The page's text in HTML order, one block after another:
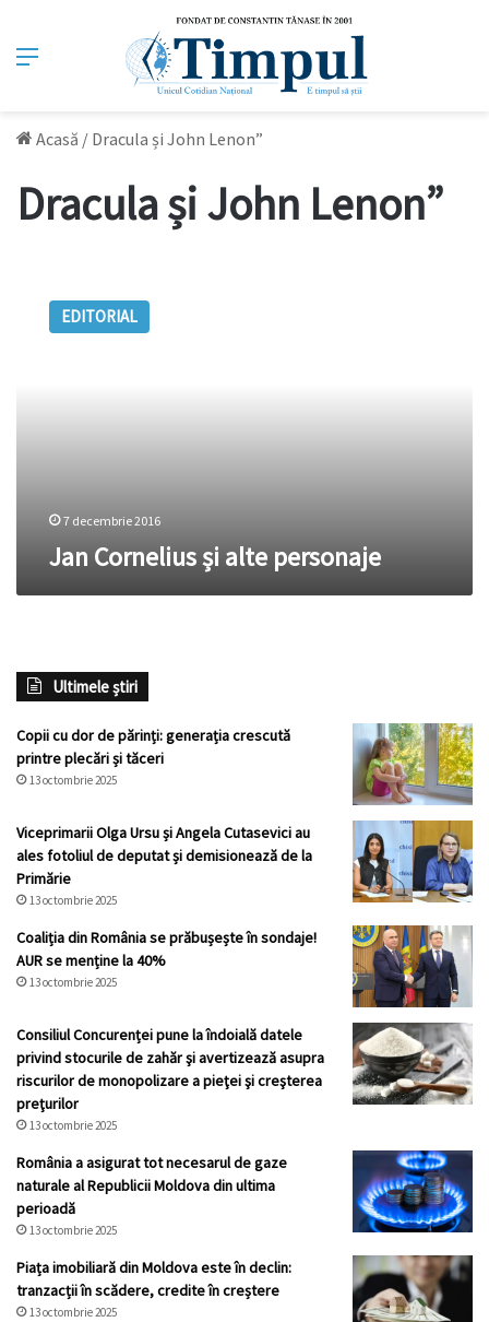
Meniu
Acasă / Dracula și John Lenon”
Dracula și John Lenon”
Cornelius
EDITORIAL
7 decembrie 2016
Jan Cornelius și alte personaje
Ultimele știri
Copii cu dor de părinți: generația crescută
printre plecări și tăceri
13 octombrie 2025
Viceprimarii Olga Ursu și Angela Cutasevici au
ales fotoliul de deputat și demisionează de la
Primărie
13 octombrie 2025
Coaliția din România se prăbușește în sondaje!
AUR se menține la 40%
13 octombrie 2025
Consiliul Concurenței pune la îndoială datele
privind stocurile de zahăr şi avertizează asupra
riscurilor de monopolizare a pieţei şi creşterea
preţurilor
13 octombrie 2025
România a asigurat tot necesarul de gaze
naturale al Republicii Moldova din ultima
perioadă
13 octombrie 2025
Piața imobiliară din Moldova este în declin:
tranzacții în scădere, credite în creștere
13 octombrie 2025